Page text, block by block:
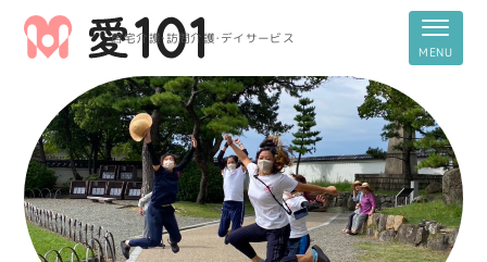
居宅介護・訪問介護・デイサービス